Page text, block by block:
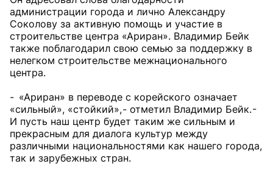
администрации города и лично Александру
Соколову за активную помощь и участие в
строительстве центра «Ариран». Владимир Бейк
также поблагодарил свою семью за поддержку в
нелегком строительстве межнационального
центра.
- «Ариран» в переводе с корейского означает
«сильный», «стойкий», - отметил Владимир Бейк. -
И пусть наш центр будет таким же сильным и
прекрасным для диалога культур между
различными национальностями как нашего города,
так и зарубежных стран.